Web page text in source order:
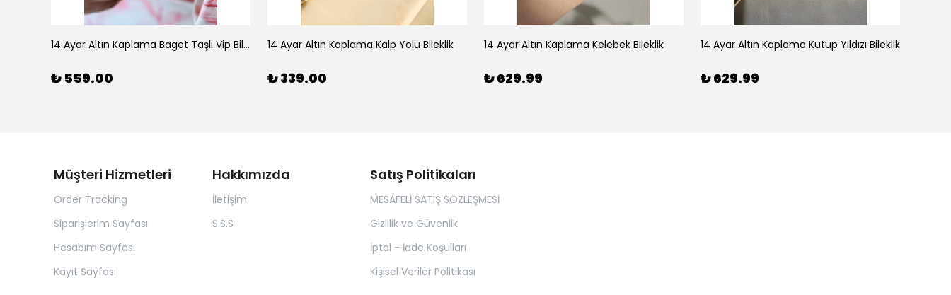
14 Ayar Altın Kaplama Baget Taşlı Vip Bileklik
₺ 559.00
14 Ayar Altın Kaplama Kalp Yolu Bileklik
₺ 339.00
14 Ayar Altın Kaplama Kelebek Bileklik
₺ 629.99
14 Ayar Altın Kaplama Kutup Yıldızı Bileklik
₺ 629.99
Müşteri Hizmetleri
Order Tracking
Siparişlerim Sayfası
Hesabım Sayfası
Kayıt Sayfası
Hakkımızda
İletişim
S.S.S
Satış Politikaları
MESAFELİ SATIŞ SÖZLEŞMESİ
Gizlilik ve Güvenlik
İptal - İade Koşulları
Kişisel Veriler Politikası